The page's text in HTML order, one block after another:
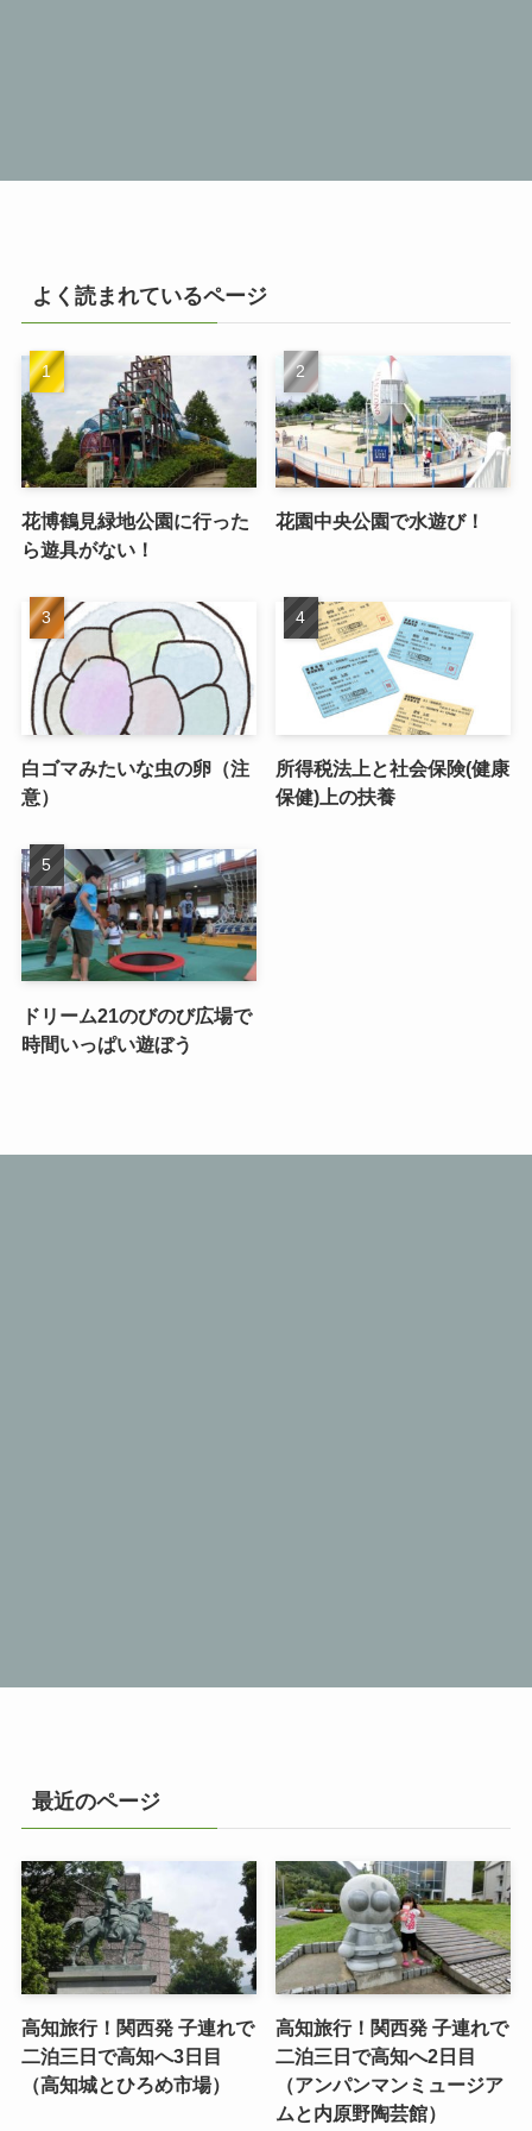
よく読まれているページ
花博鶴見緑地公園に行った
ら遊具がない！
花園中央公園で水遊び！
白ゴマみたいな虫の卵（注
意）
所得税法上と社会保険(健康
保健)上の扶養
ドリーム21のびのび広場で
時間いっぱい遊ぼう
最近のページ
高知旅行！関西発 子連れで
二泊三日で高知へ3日目
（高知城とひろめ市場）
高知旅行！関西発 子連れで
二泊三日で高知へ2日目
（アンパンマンミュージア
ムと内原野陶芸館）